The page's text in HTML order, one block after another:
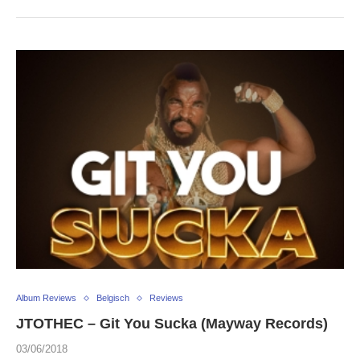
Album Reviews Belgisch Reviews
JTOTHEC – Git You Sucka (Mayway Records)
03/06/2018